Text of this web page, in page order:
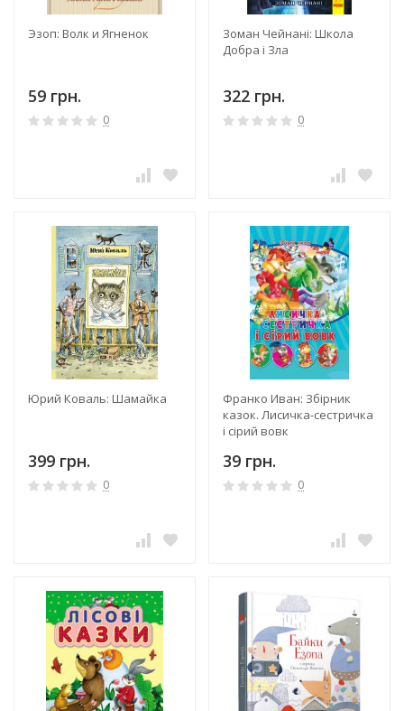
Эзоп: Волк и Ягненок
59 грн.
0
Зоман Чейнані: Школа
Добра і Зла
322 грн.
0
Юрий Коваль: Шамайка
399 грн.
0
Франко Иван: Збірник
казок. Лисичка-сестричка
і сірий вовк
39 грн.
0